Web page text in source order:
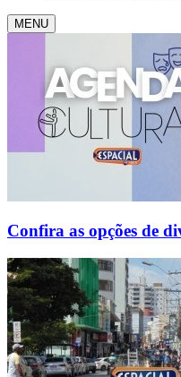
MENU
Confira as opções de